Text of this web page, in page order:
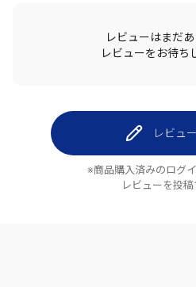
レビューはまだあ
レビューをお待ち
レビュ
※商品購入済みのログ
レビューを投